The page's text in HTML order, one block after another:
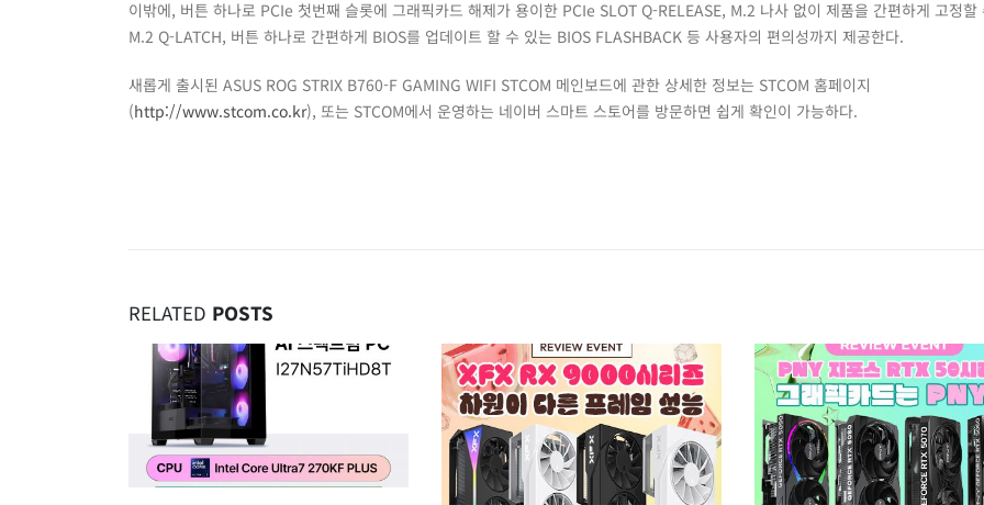
이밖에, 버튼 하나로 PCIe 첫번째 슬롯에 그래픽카드 해제가 용이한 PCIe SLOT Q-RELEASE, M.2 나사 없이 제품을 간편하게 고정할
M.2 Q-LATCH, 버튼 하나로 간편하게 BIOS를 업데이트 할 수 있는 BIOS FLASHBACK 등 사용자의 편의성까지 제공한다.
새롭게 출시된 ASUS ROG STRIX B760-F GAMING WIFI STCOM 메인보드에 관한 상세한 정보는 STCOM 홈페이지
(http://www.stcom.co.kr), 또는 STCOM에서 운영하는 네이버 스마트 스토어를 방문하면 쉽게 확인이 가능하다.
RELATED POSTS